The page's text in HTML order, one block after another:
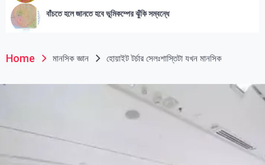
বাঁচতে হলে জানতে হবে ভূমিকম্পের ঝুঁকি সম্বন্ধে
Home মানসিক জ্ঞান হোয়াইট টর্চার সেলঃশাস্তিটা যখন মানসিক